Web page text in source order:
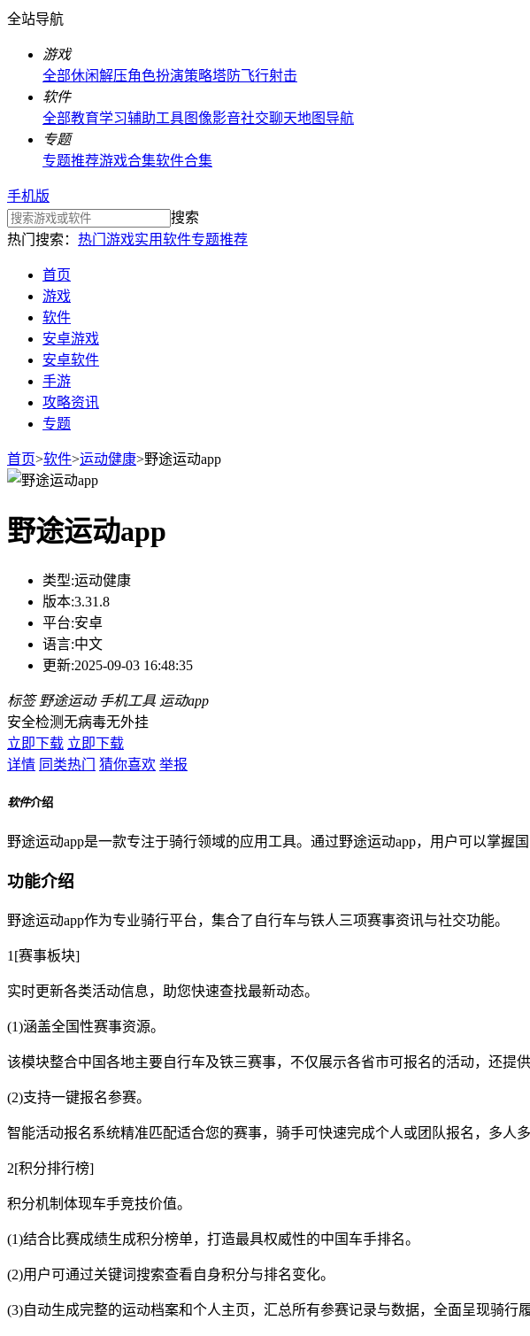
全站导航
游戏
全部休闲解压角色扮演策略塔防飞行射击
软件
全部教育学习辅助工具图像影音社交聊天地图导航
专题
专题推荐游戏合集软件合集
手机版
搜索
热门搜索： 热门游戏实用软件专题推荐
首页
游戏
软件
安卓游戏
安卓软件
手游
攻略资讯
专题
首页>软件>运动健康>野途运动app
野途运动app
类型:运动健康
版本:3.31.8
平台:安卓
语言:中文
更新:2025-09-03 16:48:35
标签 野途运动 手机工具 运动app
安全检测无病毒无外挂
立即下载 立即下载
详情 同类热门 猜你喜欢 举报
软件介绍
野途运动app是一款专注于骑行领域的应用工具。通过野途运动app，用户可以掌
功能介绍
野途运动app作为专业骑行平台，集合了自行车与铁人三项赛事资讯与社交功能。
1[赛事板块]
实时更新各类活动信息，助您快速查找最新动态。
(1)涵盖全国性赛事资源。
该模块整合中国各地主要自行车及铁三赛事，不仅展示各省市可报名的活动，还提供
(2)支持一键报名参赛。
智能活动报名系统精准匹配适合您的赛事，骑手可快速完成个人或团队报名，多人多
2[积分排行榜]
积分机制体现车手竞技价值。
(1)结合比赛成绩生成积分榜单，打造最具权威性的中国车手排名。
(2)用户可通过关键词搜索查看自身积分与排名变化。
(3)自动生成完整的运动档案和个人主页，汇总所有参赛记录与数据，全面呈现骑行履